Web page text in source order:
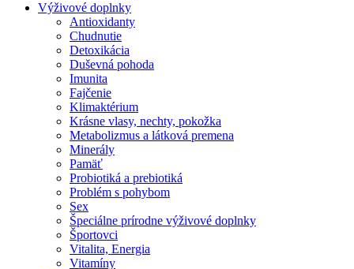
Výživové doplnky
Antioxidanty
Chudnutie
Detoxikácia
Duševná pohoda
Imunita
Fajčenie
Klimaktérium
Krásne vlasy, nechty, pokožka
Metabolizmus a látková premena
Minerály
Pamäť
Probiotiká a prebiotiká
Problém s pohybom
Sex
Špeciálne prírodne výživové doplnky
Športovci
Vitalita, Energia
Vitamíny